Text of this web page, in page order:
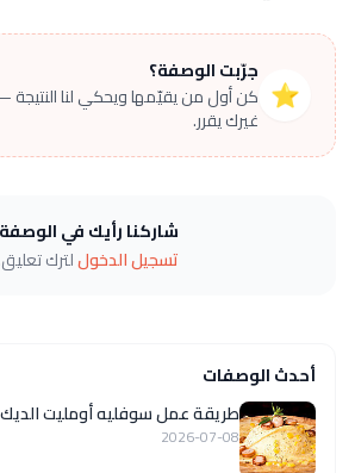
⭐
جرّبت الوصفة؟
كن أول من يقيّمها ويحكي لنا
غيرك يقرر.
شاركنا رأيك في الوصفة
تسجيل الدخوللترك تعليق.
أحدث الوصفات
طريقة عمل سوفليه أومليت الديك
2026-07-08